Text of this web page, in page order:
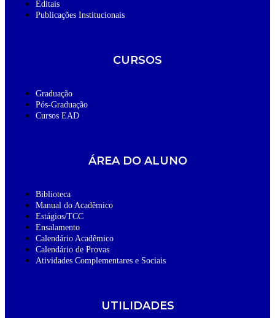
Editais
Publicações Institucionais
CURSOS
Graduação
Pós-Graduação
Cursos EAD
ÁREA DO ALUNO
Biblioteca
Manual do Acadêmico
Estágios/TCC
Ensalamento
Calendário Acadêmico
Calendário de Provas
Atividades Complementares e Sociais
UTILIDADES